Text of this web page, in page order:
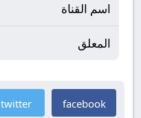
اسم القناة
المعلق
facebook
twitter